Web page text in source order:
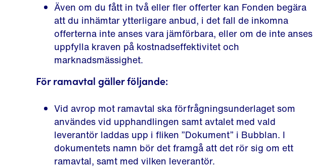
Även om du fått in två eller fler offerter kan Fonden begära
att du inhämtar ytterligare anbud, i det fall de inkomna
offerterna inte anses vara jämförbara, eller om de inte anses
uppfylla kraven på kostnadseffektivitet och
marknadsmässighet.
För ramavtal gäller följande:
Vid avrop mot ramavtal ska förfrågningsunderlaget som
användes vid upphandlingen samt avtalet med vald
leverantör laddas upp i fliken ”Dokument” i Bubblan. I
dokumentets namn bör det framgå att det rör sig om ett
ramavtal, samt med vilken leverantör.